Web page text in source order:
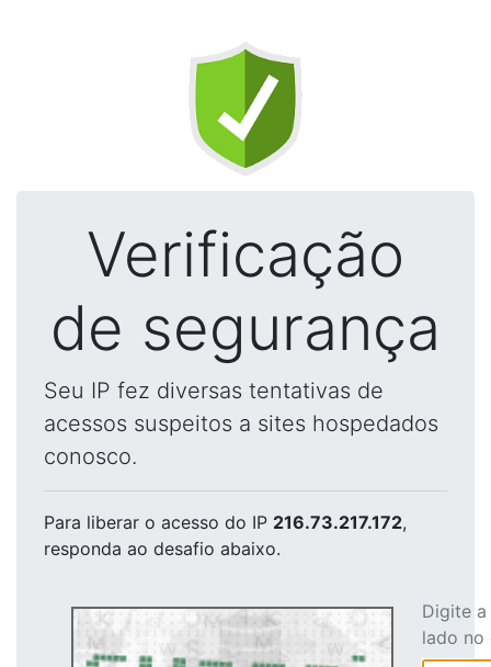
Verificação
de segurança
Seu IP fez diversas tentativas de
acessos suspeitos a sites hospedados
conosco.
Para liberar o acesso do IP 216.73.217.172,
responda ao desafio abaixo.
Digite
lado no